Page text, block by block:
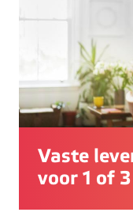
Vaste
voor 1 of